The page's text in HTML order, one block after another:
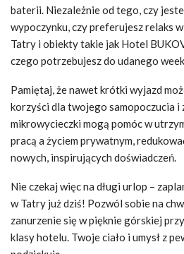
baterii. Niezależnie od tego, czy
wypoczynku, czy preferujesz relaks
Tatry i obiekty takie jak Hotel
czego potrzebujesz do udanego
Pamiętaj, że nawet krótki wyjazd
korzyści dla twojego samopoczucia i
mikrowycieczki mogą pomóc w
pracą a życiem prywatnym,
nowych, inspirujących doświadczeń.
Nie czekaj więc na długi urlop –
w Tatry już dziś! Pozwól sobie na
zanurzenie się w pięknie górskiej
klasy hotelu. Twoje ciało i umysł z